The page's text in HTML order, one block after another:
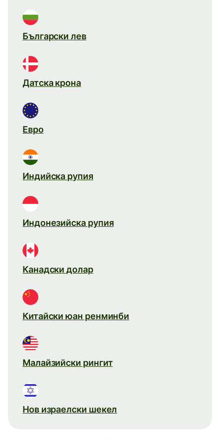
Български лев
Датска крона
Евро
Индийска рупия
Индонезийска рупия
Канадски долар
Китайски юан ренминби
Малайзийски рингит
Нов израелски шекел